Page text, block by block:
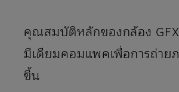
คุณสมบัติหลักของกล้อง
มีเดียมคอมแพคเพื่อการถ่าย
ขึ้น